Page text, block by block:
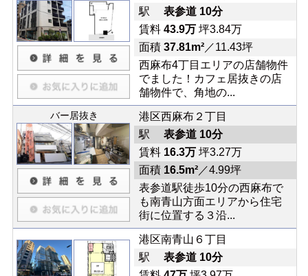
駅 表参道 10分
賃料 43.9万坪3.84万
面積 37.81m²／11.43坪
西麻布4丁目エリアの店舗物件
でました！カフェ居抜きの店
舗物件で、角地の...
バー居抜き
港区西麻布２丁目
駅 表参道 10分
賃料 16.3万坪3.27万
面積 16.5m²／4.99坪
表参道駅徒歩10分の西麻布で
も南青山方面エリアから住宅
街に位置する３沿...
港区南青山６丁目
駅 表参道 10分